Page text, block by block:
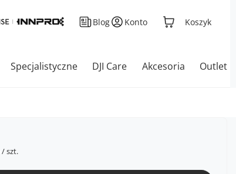
Blog Konto Koszyk
Specjalistyczne DJI Care Akcesoria Outlet
/szt.